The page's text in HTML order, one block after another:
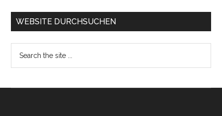
WEBSITE DURCHSUCHEN
...